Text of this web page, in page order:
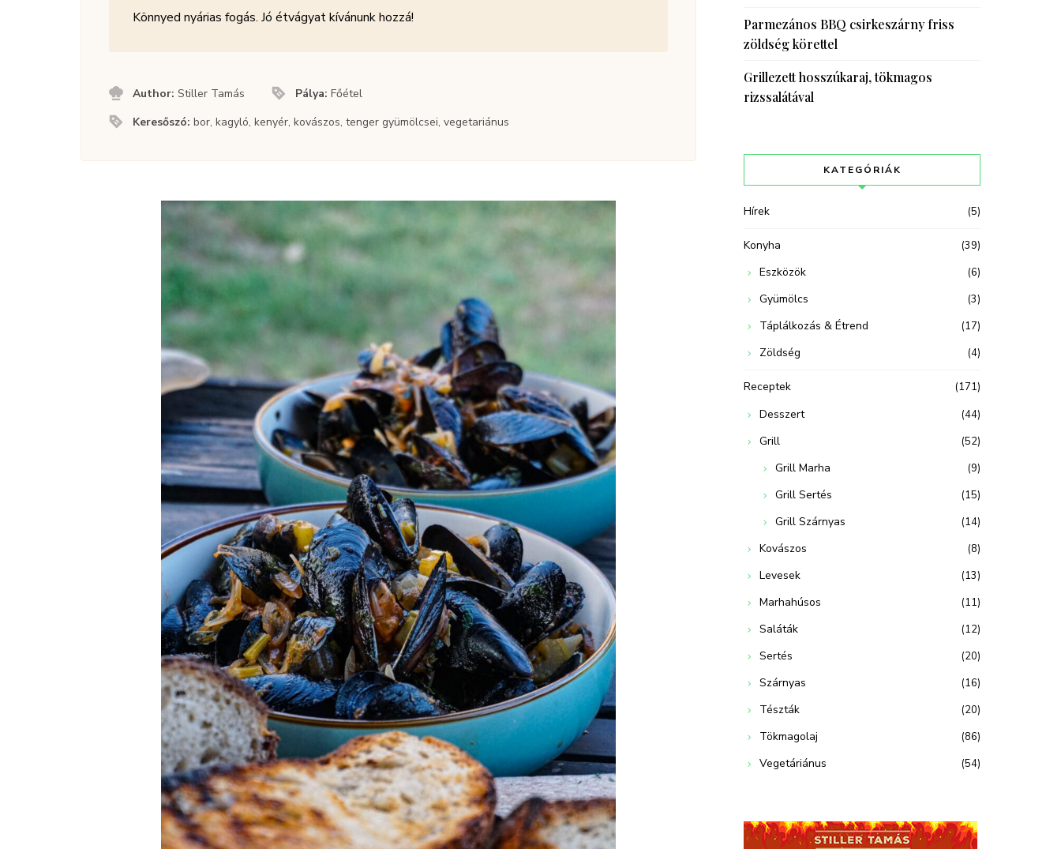
Könnyed nyárias fogás. Jó étvágyat kívánunk hozzá!
Author:Stiller Tamás Pálya:Főétel
Keresőszó:bor, kagyló, kenyér, kovászos, tenger gyümölcsei, vegetariánus
Parmezános BBQ csirkeszárny friss
zöldség körettel
Grillezett hosszúkaraj, tökmagos
rizssalátával
KATEGÓRIÁK
Hírek (5)
Konyha (39)
Eszközök (6)
Gyümölcs (3)
Táplálkozás & Étrend (17)
Zöldség (4)
Receptek (171)
Desszert (44)
Grill (52)
Grill Marha (9)
Grill Sertés (15)
Grill Szárnyas (14)
Kovászos (8)
Levesek (13)
Marhahúsos (11)
Saláták (12)
Sertés (20)
Szárnyas (16)
Tészták (20)
Tökmagolaj (86)
Vegetáriánus (54)